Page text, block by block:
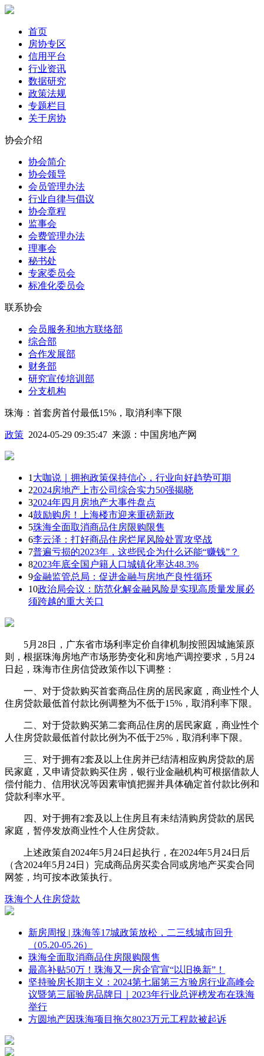
首页
房协专区
信用平台
行业资讯
数据研究
政策法规
专题栏目
关于房协
协会介绍
协会简介
协会领导
会员管理办法
行业自律与倡议
协会章程
监事会
会费管理办法
理事会
秘书处
专家委员会
标准化委员会
联系协会
会员服务和地方联络部
综合部
合作发展部
财务部
研究宣传培训部
分支机构
珠海：首套房首付最低15%，取消利率下限
政策 2024-05-29 09:35:47 来源： 中国房地产网
1 大咖说｜拥抱政策保持信心，行业向好趋势可期
22024房地产上市公司综合实力50强揭晓
32024年四月房地产大事件盘点
4鼓励购房！上海楼市迎来重磅新政
5珠海全面取消商品住房限购限售
6李云泽：打好商品住房烂尾风险处置攻坚战
7普遍亏损的2023年，这些民企为什么还能“赚钱”？
82023年底全国户籍人口城镇化率达48.3%
9金融监管总局：促进金融与房地产良性循环
10政治局会议：防范化解金融风险是实现高质量发展必
须跨越的重大关口
5月28日，广东省市场利率定价自律机制按照因城施策原
则，根据珠海房地产市场形势变化和房地产调控要求，5月24
日起，珠海市住房信贷政策作以下调整：
一、对于贷款购买首套商品住房的居民家庭，商业性个人
住房贷款最低首付款比例调整为不低于15%，取消利率下限。
二、对于贷款购买第二套商品住房的居民家庭，商业性个
人住房贷款最低首付款比例为不低于25%，取消利率下限。
三、对于拥有2套及以上住房并已结清相应购房贷款的居
民家庭，又申请贷款购买住房，银行业金融机构可根据借款人
偿付能力、信用状况等因素审慎把握并具体确定首付款比例和
贷款利率水平。
四、对于拥有2套及以上住房且有未结清购房贷款的居民
家庭，暂停发放商业性个人住房贷款。
上述政策自2024年5月24日起执行，在2024年5月24日后
（含2024年5月24日）完成商品房买卖合同或房地产买卖合同
网签，均可按本政策执行。
珠海个人住房贷款
新房周报 | 珠海等17城政策放松，二三线城市回升
（05.20-05.26）
珠海全面取消商品住房限购限售
最高补贴50万！珠海又一房企官宣“以旧换新”！
坚持验房长期主义：2024第七届第三方验房行业高峰会
议暨第三届验房品牌日｜2023年行业总评榜发布在珠海
举行
方圆地产因珠海项目拖欠8023万元工程款被起诉